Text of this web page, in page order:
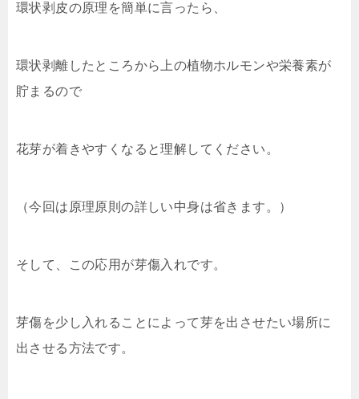
環状剥皮の原理を簡単に言ったら、
環状剥離したところから上の植物ホルモンや栄養素が
貯まるので
花芽が着きやすくなると理解してください。
（今回は原理原則の詳しい中身は省きます。）
そして、この応用が芽傷入れです。
芽傷を少し入れることによって芽を出させたい場所に
出させる方法です。